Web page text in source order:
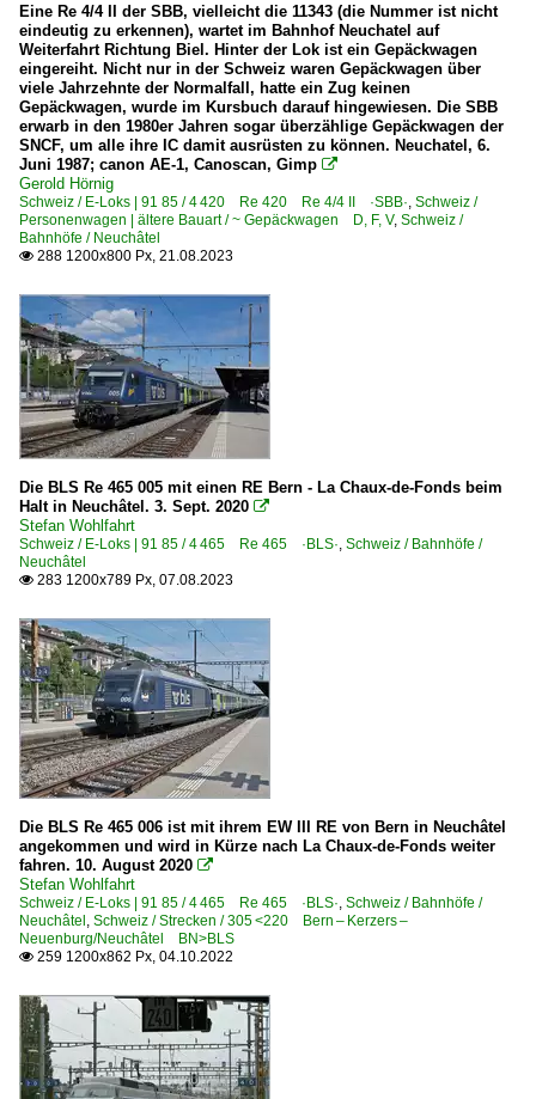
Eine Re 4/4 II der SBB, vielleicht die 11343 (die Nummer ist nicht
eindeutig zu erkennen), wartet im Bahnhof Neuchatel auf
Weiterfahrt Richtung Biel. Hinter der Lok ist ein Gepäckwagen
eingereiht. Nicht nur in der Schweiz waren Gepäckwagen über
viele Jahrzehnte der Normalfall, hatte ein Zug keinen
Gepäckwagen, wurde im Kursbuch darauf hingewiesen. Die SBB
erwarb in den 1980er Jahren sogar überzählige Gepäckwagen der
SNCF, um alle ihre IC damit ausrüsten zu können. Neuchatel, 6.
Juni 1987; canon AE-1, Canoscan, Gimp 
Gerold Hörnig
Schweiz / E-Loks | 91 85 / 4 420 Re 420 Re 4/4 II ·SBB·, Schweiz /
Personenwagen | ältere Bauart / ~ Gepäckwagen D, F, V, Schweiz /
Bahnhöfe / Neuchâtel
 288 1200x800 Px, 21.08.2023
Die BLS Re 465 005 mit einen RE Bern - La Chaux-de-Fonds beim
Halt in Neuchâtel. 3. Sept. 2020 
Stefan Wohlfahrt
Schweiz / E-Loks | 91 85 / 4 465 Re 465 ·BLS·, Schweiz / Bahnhöfe /
Neuchâtel
 283 1200x789 Px, 07.08.2023
Die BLS Re 465 006 ist mit ihrem EW III RE von Bern in Neuchâtel
angekommen und wird in Kürze nach La Chaux-de-Fonds weiter
fahren. 10. August 2020 
Stefan Wohlfahrt
Schweiz / E-Loks | 91 85 / 4 465 Re 465 ·BLS·, Schweiz / Bahnhöfe /
Neuchâtel , Schweiz / Strecken / 305 <220 Bern – Kerzers –
Neuenburg/Neuchâtel BN>BLS
 259 1200x862 Px, 04.10.2022